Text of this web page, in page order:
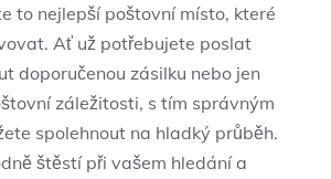
to nejlepší poštovní místo, které
Ať už potřebujete poslat
doporučenou zásilku nebo jen
záležitosti, s tím správným
spolehnout na hladký průběh.
štěstí při vašem hledání a